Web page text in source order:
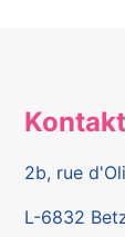
Kontakt
2b, rue
L-6832